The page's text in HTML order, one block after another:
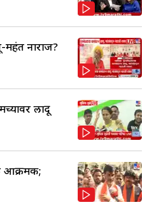
महंत नाराज?
लादू
आक्रमक;